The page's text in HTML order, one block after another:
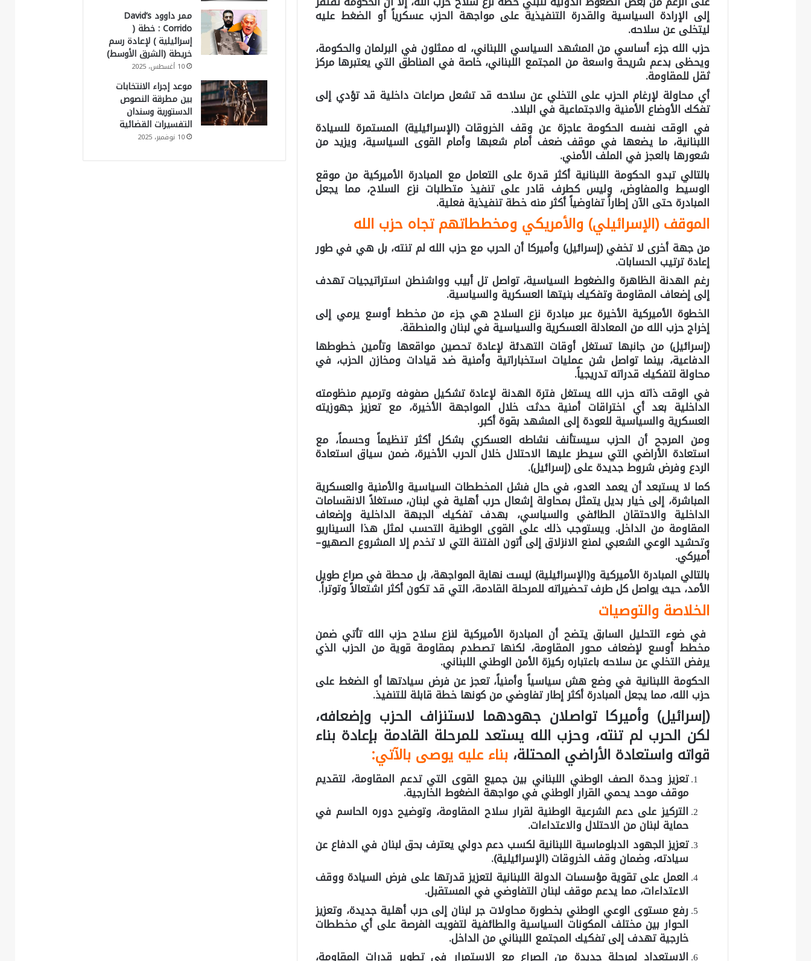
إلى الإرادة السياسية والقدرة التنفيذية على مواجهة الحزب عسكرياً أو الضغط عليه
ليتخلى عن سلاحه.
حزب الله جزء أساسي من المشهد السياسي اللبناني، له ممثلون في البرلمان والحكومة،
ويحظى بدعم شريحة واسعة من المجتمع اللبناني، خاصة في المناطق التي يعتبرها مركز
ثقل للمقاومة.
أي محاولة لإرغام الحزب على التخلي عن سلاحه قد تشعل صراعات داخلية قد تؤدي إلى
تفكك الأوضاع الأمنية والاجتماعية في البلاد.
في الوقت نفسه الحكومة عاجزة عن وقف الخروقات (الإسرائيلية) المستمرة للسيادة
اللبنانية، ما يضعها في موقف ضعف أمام شعبها وأمام القوى السياسية، ويزيد من
شعورها بالعجز في الملف الأمني.
بالتالي تبدو الحكومة اللبنانية أكثر قدرة على التعامل مع المبادرة الأميركية من موقع
الوسيط والمفاوض، وليس كطرف قادر على تنفيذ متطلبات نزع السلاح، مما يجعل
المبادرة حتى الآن إطاراً تفاوضياً أكثر منه خطة تنفيذية فعلية.
الموقف (الإسرائيلي) والأمريكي ومخططاتهم تجاه حزب الله
من جهة أخرى لا تخفي (إسرائيل) وأميركا أن الحرب مع حزب الله لم تنته، بل هي في طور
إعادة ترتيب الحسابات.
رغم الهدنة الظاهرة والضغوط السياسية، تواصل تل أبيب وواشنطن استراتيجيات تهدف
إلى إضعاف المقاومة وتفكيك بنيتها العسكرية والسياسية.
الخطوة الأميركية الأخيرة عبر مبادرة نزع السلاح هي جزء من مخطط أوسع يرمي إلى
إخراج حزب الله من المعادلة العسكرية والسياسية في لبنان والمنطقة.
(إسرائيل) من جانبها تستغل أوقات التهدئة لإعادة تحصين مواقعها وتأمين خطوطها
الدفاعية، بينما تواصل شن عمليات استخباراتية وأمنية ضد قيادات ومخازن الحزب، في
محاولة لتفكيك قدراته تدريجياً.
في الوقت ذاته حزب الله يستغل فترة الهدنة لإعادة تشكيل صفوفه وترميم منظومته
الداخلية بعد أي اختراقات أمنية حدثت خلال المواجهة الأخيرة، مع تعزيز جهوزيته
العسكرية والسياسية للعودة إلى المشهد بقوة أكبر.
ومن المرجح أن الحزب سيستأنف نشاطه العسكري بشكل أكثر تنظيماً وحسماً، مع
استعادة الأراضي التي سيطر عليها الاحتلال خلال الحرب الأخيرة، ضمن سياق استعادة
الردع وفرض شروط جديدة على (إسرائيل).
كما لا يستبعد أن يعمد العدو، في حال فشل المخططات السياسية والأمنية والعسكرية
المباشرة، إلى خيار بديل يتمثل بمحاولة إشعال حرب أهلية في لبنان، مستغلاً الانقسامات
الداخلية والاحتقان الطائفي والسياسي، بهدف تفكيك الجبهة الداخلية وإضعاف
المقاومة من الداخل. ويستوجب ذلك على القوى الوطنية التحسب لمثل هذا السيناريو
وتحشيد الوعي الشعبي لمنع الانزلاق إلى أتون الفتنة التي لا تخدم إلا المشروع الصهيو–
أميركي.
بالتالي المبادرة الأميركية و(الإسرائيلية) ليست نهاية المواجهة، بل محطة في صراع طويل
الأمد، حيث يواصل كل طرف تحضيراته للمرحلة القادمة، التي قد تكون أكثر اشتعالاً وتوتراً.
الخلاصة والتوصيات
في ضوء التحليل السابق يتضح أن المبادرة الأميركية لنزع سلاح حزب الله تأتي ضمن
مخطط أوسع لإضعاف محور المقاومة، لكنها تصطدم بمقاومة قوية من الحزب الذي
يرفض التخلي عن سلاحه باعتباره ركيزة الأمن الوطني اللبناني.
الحكومة اللبنانية في وضع هش سياسياً وأمنياً، تعجز عن فرض سيادتها أو الضغط على
حزب الله، مما يجعل المبادرة أكثر إطار تفاوضي من كونها خطة قابلة للتنفيذ.
(إسرائيل) وأميركا تواصلان جهودهما لاستنزاف الحزب وإضعافه،
لكن الحرب لم تنته، وحزب الله يستعد للمرحلة القادمة بإعادة بناء
قواته واستعادة الأراضي المحتلة، بناء عليه يوصى بالآتي:
تعزيز وحدة الصف الوطني اللبناني بين جميع القوى التي تدعم المقاومة، لتقديم
موقف موحد يحمي القرار الوطني في مواجهة الضغوط الخارجية.
التركيز على دعم الشرعية الوطنية لقرار سلاح المقاومة، وتوضيح دوره الحاسم في
حماية لبنان من الاحتلال والاعتداءات.
تعزيز الجهود الدبلوماسية اللبنانية لكسب دعم دولي يعترف بحق لبنان في الدفاع عن
سيادته، وضمان وقف الخروقات (الإسرائيلية).
العمل على تقوية مؤسسات الدولة اللبنانية لتعزيز قدرتها على فرض السيادة ووقف
الاعتداءات، مما يدعم موقف لبنان التفاوضي في المستقبل.
رفع مستوى الوعي الوطني بخطورة محاولات جر لبنان إلى حرب أهلية جديدة، وتعزيز
الحوار بين مختلف المكونات السياسية والطائفية لتفويت الفرصة على أي مخططات
خارجية تهدف إلى تفكيك المجتمع اللبناني من الداخل.
الاستعداد لمرحلة جديدة من الصراع مع الاستمرار في تطوير قدرات المقاومة،
ممر داوود David’s
Corrido : خطة (
إسرائيلية ) لإعادة رسم
خريطة (الشرق الأوسط)
10 أغسطس، 2025
موعد إجراء الانتخابات
بين مطرقة النصوص
الدستورية وسندان
التفسيرات القضائية
10 نوفمبر، 2025